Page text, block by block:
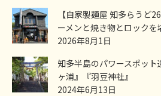
【自家製麺屋 知多らうど
ーメンと焼き物とロック
2026年8月1日
知多半島のパワースポッ
ヶ浦』『羽豆神社』
2024年6月13日